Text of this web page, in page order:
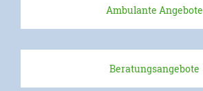
Beschwerdeformular
Intern
Ambulante Angebote
Beratungsangebote